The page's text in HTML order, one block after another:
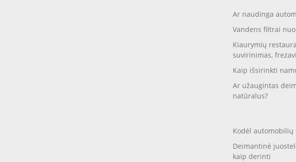
Ar naudinga
Vandens filtrai
Kiaurymių
suvirinimas,
Kaip išsirinkti
Ar užaugintas
natūralus?
Kodėl automobilių
Deimantinė
kaip derinti